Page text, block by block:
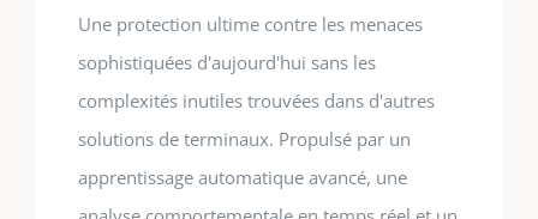
Une protection ultime contre les menaces
sophistiquées d'aujourd'hui sans les
complexités inutiles trouvées dans d'autres
solutions de terminaux. Propulsé par un
apprentissage automatique avancé, une